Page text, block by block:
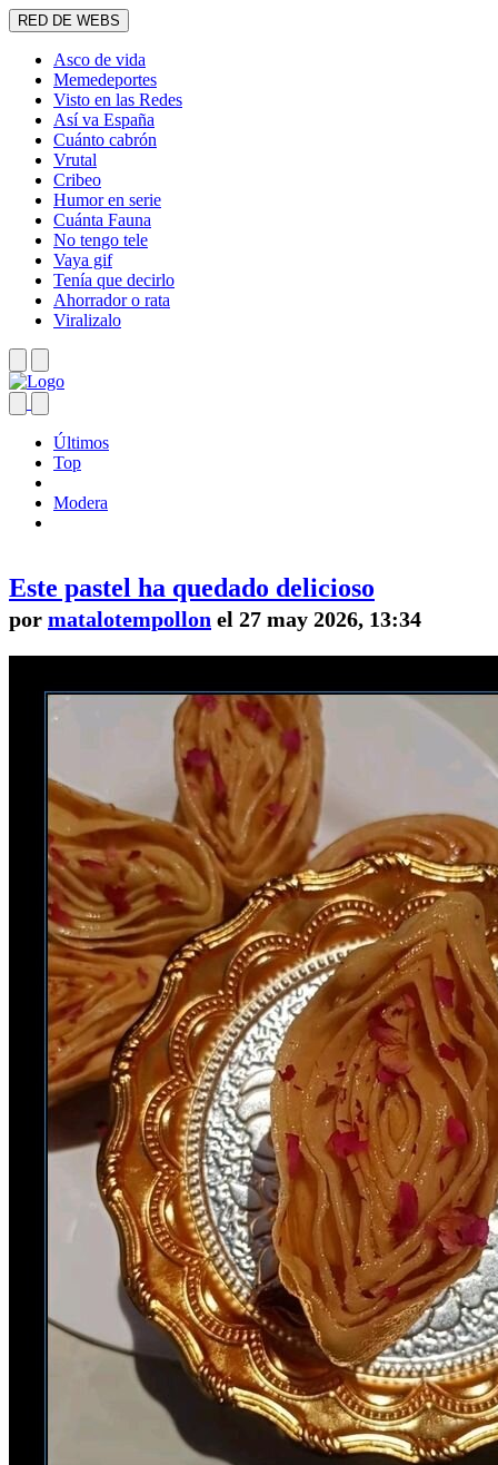
RED DE WEBS
Asco de vida
Memedeportes
Visto en las Redes
Así va España
Cuánto cabrón
Vrutal
Cribeo
Humor en serie
Cuánta Fauna
No tengo tele
Vaya gif
Tenía que decirlo
Ahorrador o rata
Viralizalo
Últimos
Top
Modera
Este pastel ha quedado delicioso
por matalotempollon el 27 may 2026, 13:34